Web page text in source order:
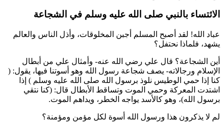
الائتساء بالنبي صلى الله عليه وسلم في الشجاعة
عباد الله! لقد أصبح المسلم أجبن المخلوقات، وأذل الناس والعالم
يشهد، فلماذا نحتفل؟
أين الشجاعة؟ قال علي رضي الله عنه- وأمثال علي من أبطال
الإسلام ورجالاته- يصف شجاعة رسول الله وهو أسوتنا فيها، يقول: (
كنا إذا حمي الوطيس نلوذ برسول الله صلى الله عليه وسلم ) إذا
اشتدت المعركة وحمي الموت وتساقط الأبطال قال: (كنا نتقي
برسول الله)، وهو كالأسد يواجه الخطر، ويداهم الموت.
لم لا يذكرون هذا ورسول الله أسوة لكل مؤمن ومؤمنة؟